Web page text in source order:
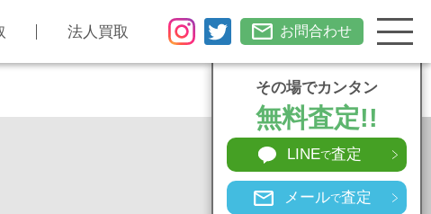
法人買取 お問合わせ
その場でカンタン
無料査定!!
LINEで査定
メールで査定